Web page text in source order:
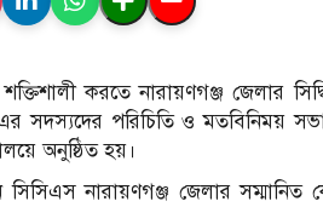
করতে নারায়ণগঞ্জ জেলার
সদস্যদের পরিচিতি ও মতবিনিময়
অনুষ্ঠিত হয়।
নারায়ণগঞ্জ জেলার সম্মানিত